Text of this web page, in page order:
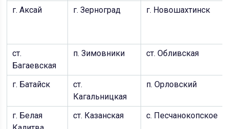
г. Аксай г. Зерноград г. Новошахтинск
ст.
Багаевская
п. Зимовники ст. Обливская
г. Батайск
ст.
Кагальницкая
п. Орловский
г. Белая
ст. Казанская с. Песчанокопское